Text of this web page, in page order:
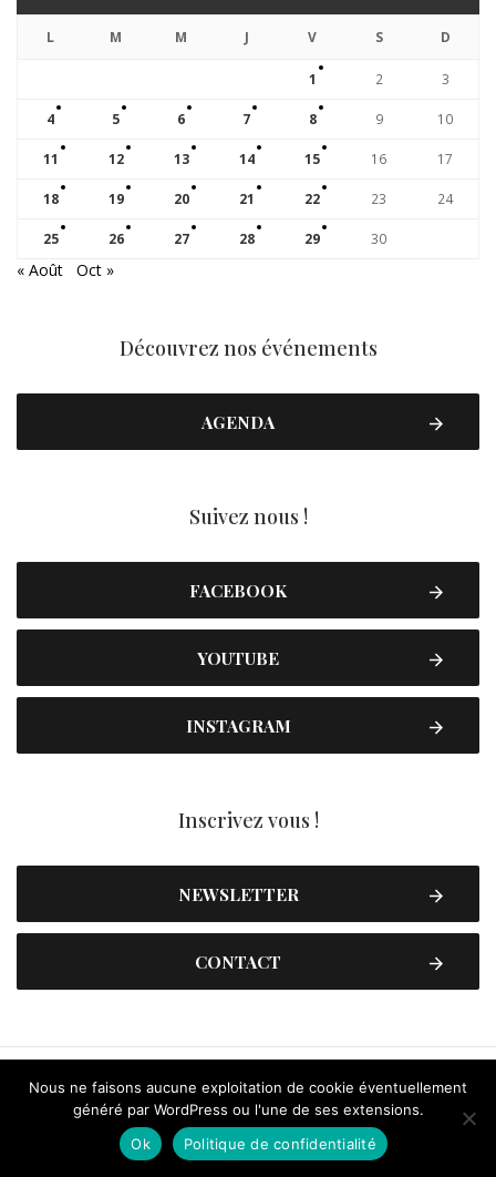
L M M J V S D
1 2 3
4 5 6 7 8 9 10
11 12 13 14 15 16 17
18 19 20 21 22 23 24
25 26 27 28 29 30
« Août Oct »
Découvrez nos événements
AGENDA
Suivez nous !
FACEBOOK
YOUTUBE
INSTAGRAM
Inscrivez vous !
NEWSLETTER
CONTACT
Contactez-nous Plan du site Mentions légales
Nous ne faisons aucune exploitation de cookie éventuellement
généré par WordPress ou l'une de ses extensions.
Ok
Politique de confidentialité